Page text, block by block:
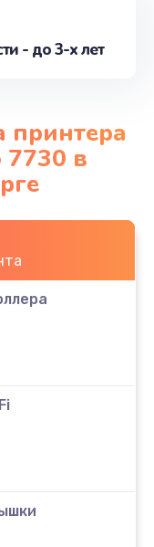
- до 3-х лет
принтера
7730 в